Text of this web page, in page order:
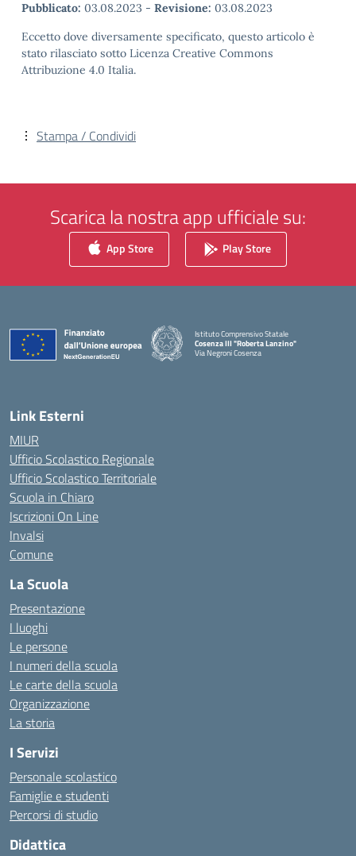
Pubblicato: 03.08.2023 - Revisione: 03.08.2023
Eccetto dove diversamente specificato, questo articolo è
stato rilasciato sotto Licenza Creative Commons
Attribuzione 4.0 Italia.
Stampa / Condividi
Scarica la nostra app ufficiale su:
App Store Play Store
Istituto Comprensivo Statale
Cosenza III "Roberta Lanzino"
Via Negroni Cosenza
— Visita la pagina iniziale della scuola
Link Esterni
MIUR
Ufficio Scolastico Regionale
Ufficio Scolastico Territoriale
Scuola in Chiaro
Iscrizioni On Line
Invalsi
Comune
La Scuola
Presentazione
I luoghi
Le persone
I numeri della scuola
Le carte della scuola
Organizzazione
La storia
I Servizi
Personale scolastico
Famiglie e studenti
Percorsi di studio
Didattica